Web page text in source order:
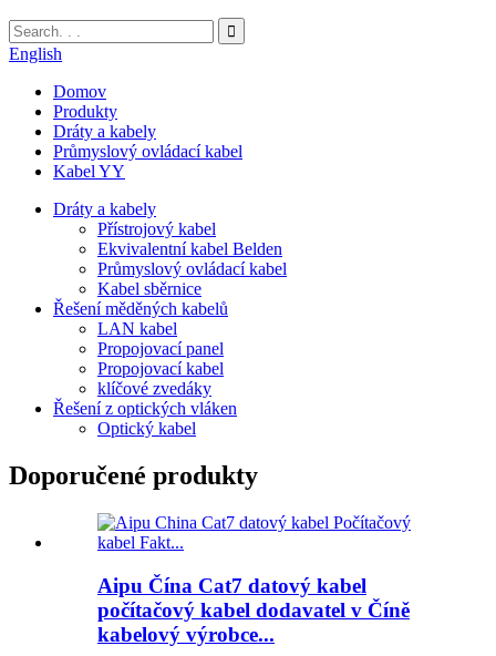
English
Domov
Produkty
Dráty a kabely
Průmyslový ovládací kabel
Kabel YY
Dráty a kabely
Přístrojový kabel
Ekvivalentní kabel Belden
Průmyslový ovládací kabel
Kabel sběrnice
Řešení měděných kabelů
LAN kabel
Propojovací panel
Propojovací kabel
klíčové zvedáky
Řešení z optických vláken
Optický kabel
Doporučené produkty
Aipu Čína Cat7 datový kabel
počítačový kabel dodavatel v Číně
kabelový výrobce...